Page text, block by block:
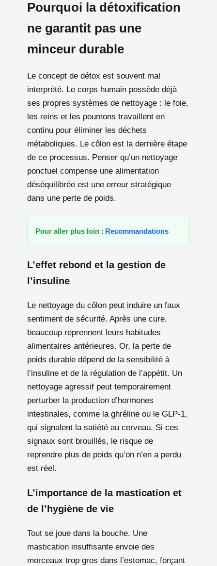
Pourquoi la détoxification
ne garantit pas une
minceur durable
Le concept de détox est souvent mal
interprété. Le corps humain possède déjà
ses propres systèmes de nettoyage : le foie,
les reins et les poumons travaillent en
continu pour éliminer les déchets
métaboliques. Le côlon est la dernière étape
de ce processus. Penser qu’un nettoyage
ponctuel compense une alimentation
déséquilibrée est une erreur stratégique
dans une perte de poids.
Pour aller plus loin : Recommandations
L’effet rebond et la gestion de
l’insuline
Le nettoyage du côlon peut induire un faux
sentiment de sécurité. Après une cure,
beaucoup reprennent leurs habitudes
alimentaires antérieures. Or, la perte de
poids durable dépend de la sensibilité à
l’insuline et de la régulation de l’appétit. Un
nettoyage agressif peut temporairement
perturber la production d’hormones
intestinales, comme la ghréline ou le GLP-1,
qui signalent la satiété au cerveau. Si ces
signaux sont brouillés, le risque de
reprendre plus de poids qu’on n’en a perdu
est réel.
L’importance de la mastication et
de l’hygiène de vie
Tout se joue dans la bouche. Une
mastication insuffisante envoie des
morceaux trop gros dans l’estomac, forçant